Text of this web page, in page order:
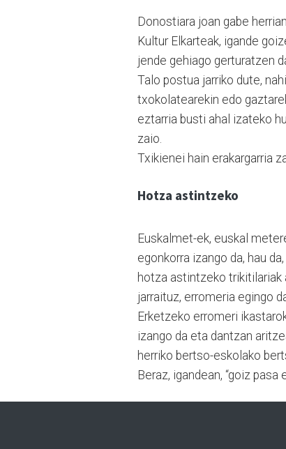
Donostiara joan gabe
Kultur Elkarteak, igande
jende gehiago gerturatzen
Talo postua jarriko dute,
txokolatearekin edo
eztarria busti ahal izateko
zaio.
Txikienei hain erakargarria
Hotza astintzeko
Euskalmet-ek, euskal
egonkorra izango da, hau
hotza astintzeko trikitilariak
jarraituz, erromeria egingo
Erketzeko erromeri
izango da eta dantzan
herriko bertso-eskolako
Beraz, igandean, “goiz